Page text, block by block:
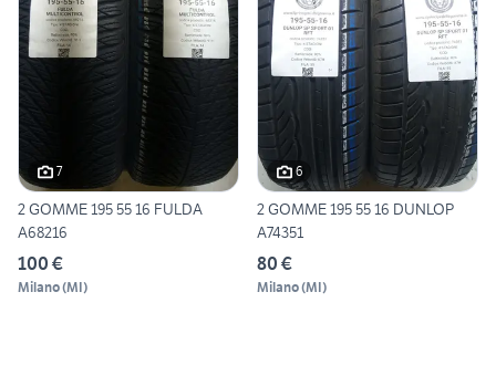
7
2 GOMME 195 55 16 FULDA
A68216
100 €
Milano(MI)
6
2 GOMME 195 55 16 DUNLOP
A74351
80 €
Milano(MI)